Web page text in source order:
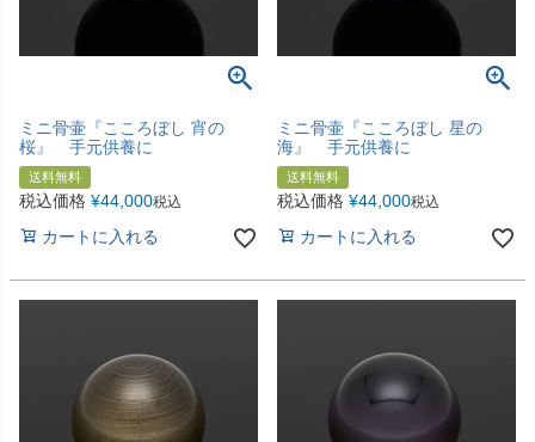
ミニ骨壷『こころぼし 宵の
桜』 手元供養に
送料無料
税込価格 ¥44,000税込
カートに入れる
ミニ骨壷『こころぼし 星の
海』 手元供養に
送料無料
税込価格 ¥44,000税込
カートに入れる